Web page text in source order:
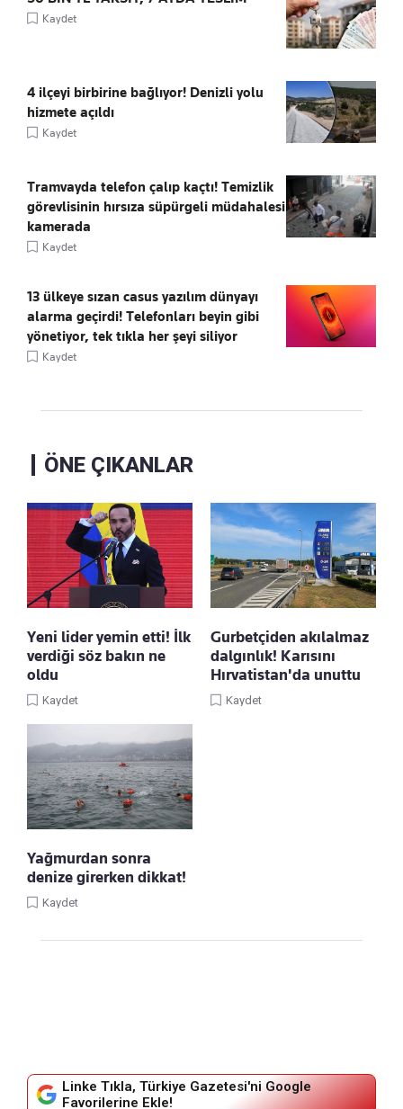
Kaydet
4 ilçeyi birbirine bağlıyor! Denizli yolu
hizmete açıldı
Kaydet
Tramvayda telefon çalıp kaçtı! Temizlik
görevlisinin hırsıza süpürgeli müdahalesi
kamerada
Kaydet
13 ülkeye sızan casus yazılım dünyayı
alarma geçirdi! Telefonları beyin gibi
yönetiyor, tek tıkla her şeyi siliyor
Kaydet
ÖNE ÇIKANLAR
Yeni lider yemin etti! İlk
verdiği söz bakın ne
oldu
Kaydet
Gurbetçiden akılalmaz
dalgınlık! Karısını
Hırvatistan'da unuttu
Kaydet
Yağmurdan sonra
denize girerken dikkat!
Kaydet
Linke Tıkla, Türkiye Gazetesi'ni Google
Favorilerine Ekle!